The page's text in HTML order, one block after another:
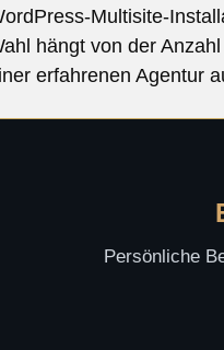
Multisite-
hängt von der
erfahrenen Agentur
Persönliche